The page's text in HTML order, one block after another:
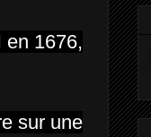
en 1676,
sur une